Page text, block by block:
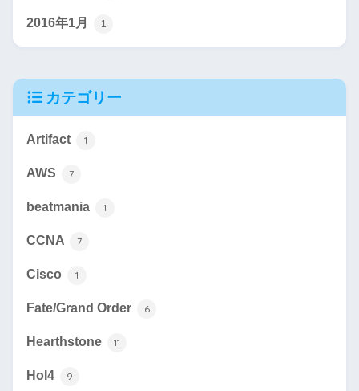
2016年1月 1
カテゴリー
Artifact 1
AWS 7
beatmania 1
CCNA 7
Cisco 1
Fate/Grand Order 6
Hearthstone 11
HoI4 9